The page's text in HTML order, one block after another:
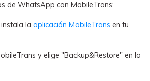
de WhatsApp con MobileTrans:
la aplicación MobileTrans en tu
y elige "Backup&Restore" en la